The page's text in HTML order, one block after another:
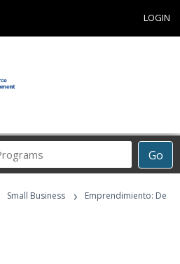
LOGIN
Go
Career
Programs
Small Business ›
Emprendimiento: De